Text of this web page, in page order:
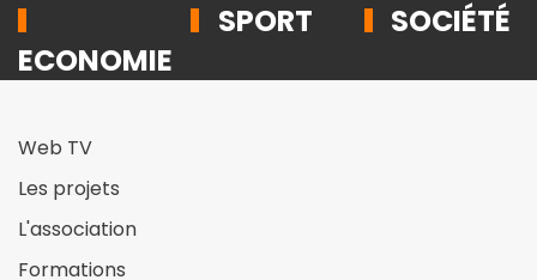
ECONOMIE
SPORT SOCIÉTÉ
Web TV
Les projets
L'association
Formations